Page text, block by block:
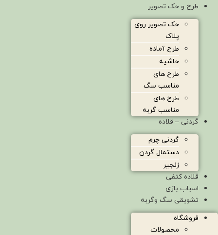
طرح و حک تصویر
حک تصویر روی
پلاک
طرح آماده
حاشیه
طرح های
مناسب سگ
طرح های
مناسب گربه
گردنی – قلاده
گردنی چرم
دستمال گردن
زنجیر
قلاده کتفی
اسباب بازی
تشویقی سگ وگربه
فروشگاه
محصولات